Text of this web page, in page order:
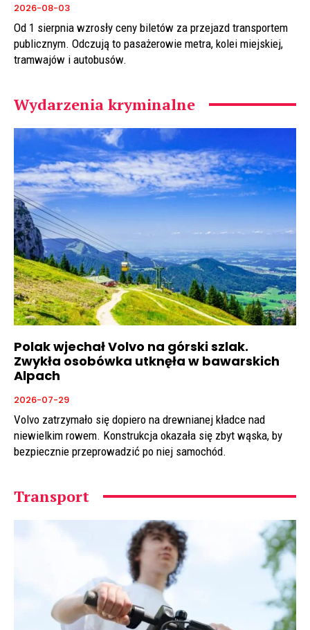
2026-08-03
Od 1 sierpnia wzrosły ceny biletów za przejazd transportem
publicznym. Odczują to pasażerowie metra, kolei miejskiej,
tramwajów i autobusów.
Wydarzenia kryminalne
Polak wjechał Volvo na górski szlak.
Zwykła osobówka utknęła w bawarskich
Alpach
2026-07-29
Volvo zatrzymało się dopiero na drewnianej kładce nad
niewielkim rowem. Konstrukcja okazała się zbyt wąska, by
bezpiecznie przeprowadzić po niej samochód.
Transport